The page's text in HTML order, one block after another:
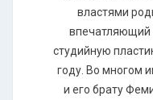
властями
впечатляющий
студийную
году. Во многом
и его брату